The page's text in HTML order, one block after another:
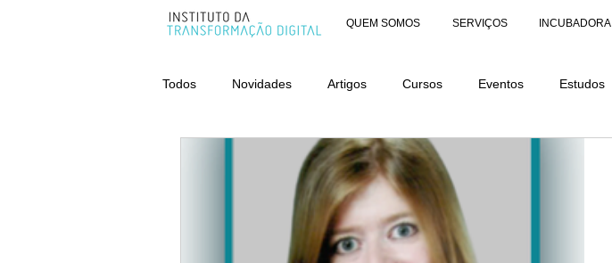
QUEM SOMOS SERVIÇOS INCUBADORA
Todos Novidades Artigos Cursos Eventos Estudos
AWARDS - CATEGORIA ORGANIZAÇÕES